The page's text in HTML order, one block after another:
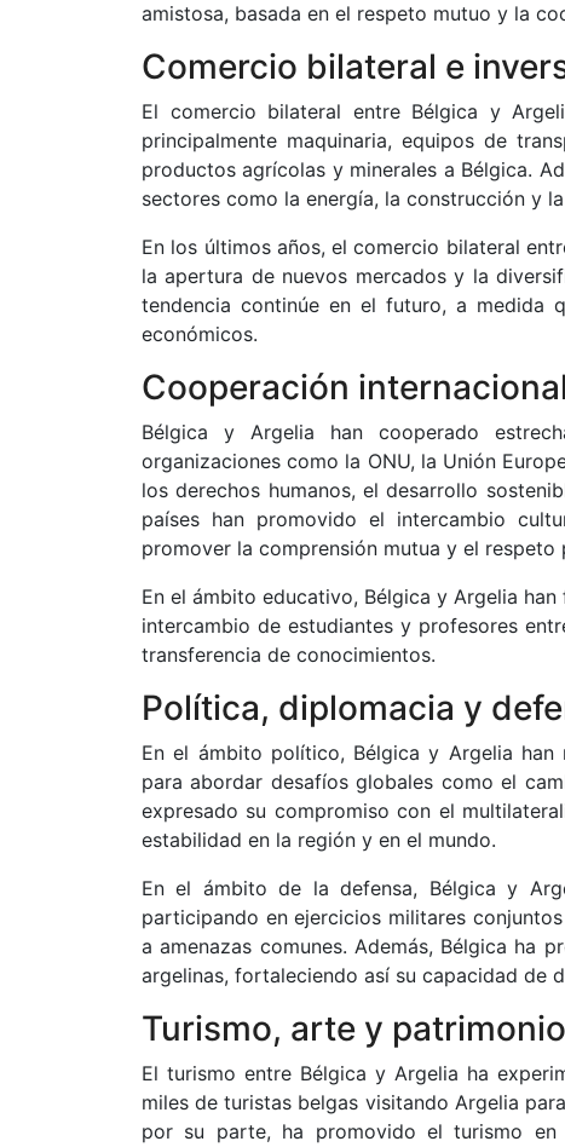
amistosa, basada en el respeto mutuo y la
Comercio bilateral e
El comercio bilateral entre Bélgica y
principalmente maquinaria, equipos de
productos agrícolas y minerales a Bélgica.
sectores como la energía, la construcción y
En los últimos años, el comercio bilateral
la apertura de nuevos mercados y la
tendencia continúe en el futuro, a medida
económicos.
Cooperación
Bélgica y Argelia han cooperado
organizaciones como la ONU, la Unión
los derechos humanos, el desarrollo
países han promovido el intercambio
promover la comprensión mutua y el
En el ámbito educativo, Bélgica y Argelia
intercambio de estudiantes y profesores
transferencia de conocimientos.
Política, diplomacia y
En el ámbito político, Bélgica y Argelia
para abordar desafíos globales como el
expresado su compromiso con el
estabilidad en la región y en el mundo.
En el ámbito de la defensa, Bélgica y
participando en ejercicios militares
a amenazas comunes. Además, Bélgica ha
argelinas, fortaleciendo así su capacidad de
Turismo, arte y patrimonio
El turismo entre Bélgica y Argelia ha
miles de turistas belgas visitando Argelia
por su parte, ha promovido el turismo en